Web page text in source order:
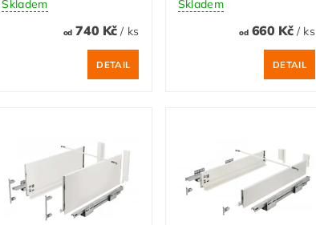
Skladem
od740 Kč/ ks
DETAIL
Skladem
od660 Kč / ks
DETAIL